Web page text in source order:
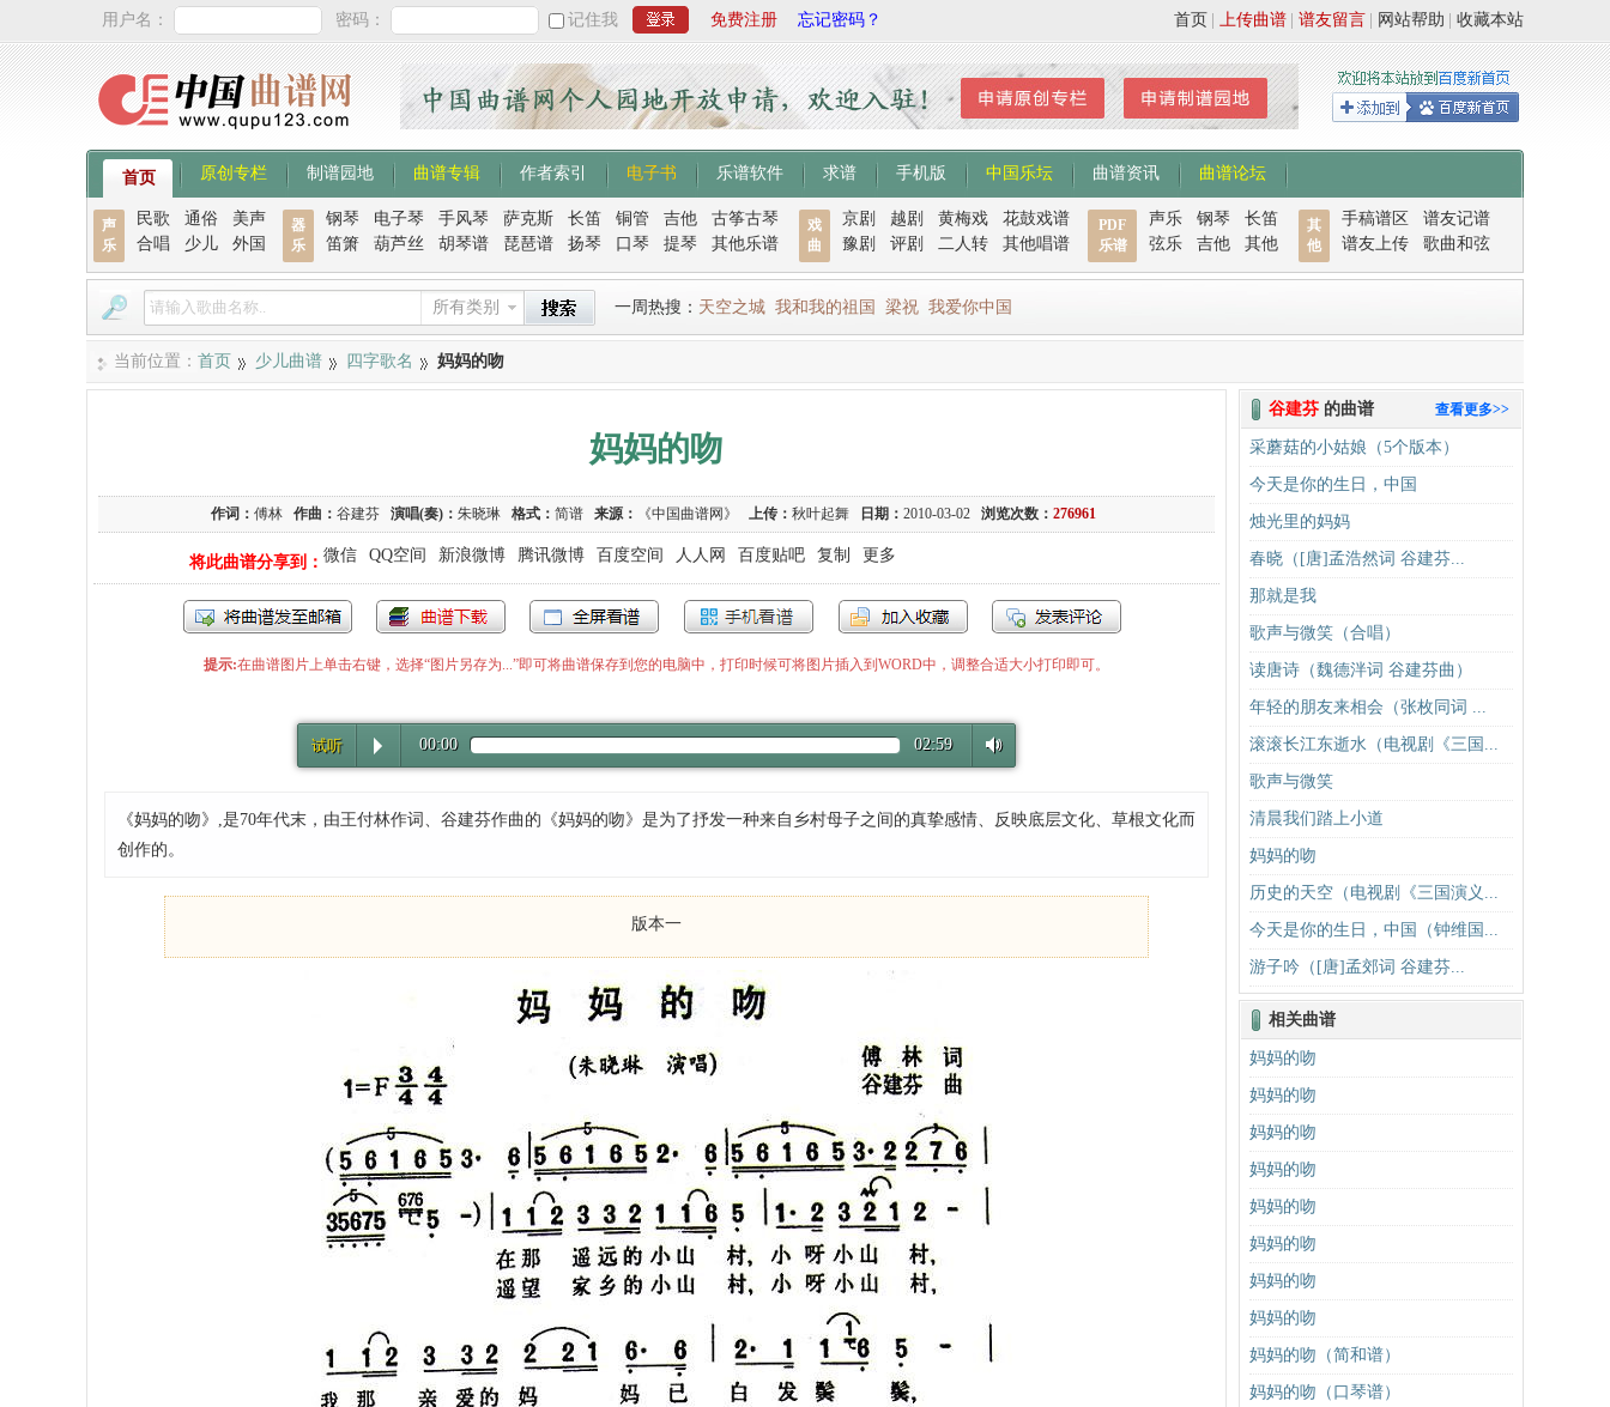
用户名： 密码： 记住我 免费注册 忘记密码？ 收藏本站
网站帮助
谱友留言
上传曲谱
首页
首页 原创专栏 制谱园地 曲谱专辑 作者索引 电子书 乐谱软件 求谱 手机版 中国乐坛 曲谱资讯 曲谱论坛
声
乐
民歌 通俗
美声
合唱
少儿 外国
器
乐
钢琴 电子琴 手风琴 萨克斯 长笛 铜管 吉他
古筝古琴
笛箫
葫芦丝 胡琴谱 琵琶谱 扬琴 口琴 提琴 其他乐谱
戏
曲
京剧 越剧 黄梅戏
花鼓戏谱
豫剧
评剧 二人转 其他唱谱
PDF
乐谱
声乐 钢琴
长笛
弦乐
吉他 其他
其
他
手稿谱区
谱友记谱
谱友上传
歌曲和弦
所有类别 一周热搜： 天空之城 我和我的祖国 梁祝 我爱你中国
当前位置： 首页 少儿曲谱 四字歌名 妈妈的吻
妈妈的吻
作词： 傅林 作曲： 谷建芬 演唱(奏)： 朱晓琳 格式： 简谱 来源： 《中国曲谱网》 上传： 秋叶起舞 日期： 2010-03-02 浏览次数： 276961
将此曲谱分享到： 微信 QQ空间 新浪微博 腾讯微博 百度空间 人人网 百度贴吧 复制 更多
提示:在曲谱图片上单击右键，选择“图片另存为...”即可将曲谱保存到您的电脑中，打印时候可将图片插入到WORD中，调整合适大小打印即可。
试听 00:00 02:59
《妈妈的吻》,是70年代末，由王付林作词、谷建芬作曲的《妈妈的吻》是为了抒发一种来自乡村母子之间的真挚感情、反映底层文化、草根文化而
创作的。
版本一
查看更多>>
谷建芬 的曲谱
采蘑菇的小姑娘（5个版本）
今天是你的生日，中国
烛光里的妈妈
春晓（[唐]孟浩然词 谷建芬...
那就是我
歌声与微笑（合唱）
读唐诗（魏德泮词 谷建芬曲）
年轻的朋友来相会（张枚同词 ...
滚滚长江东逝水（电视剧《三国...
歌声与微笑
清晨我们踏上小道
妈妈的吻
历史的天空（电视剧《三国演义...
今天是你的生日，中国（钟维国...
游子吟（[唐]孟郊词 谷建芬...
相关曲谱
妈妈的吻
妈妈的吻
妈妈的吻
妈妈的吻
妈妈的吻
妈妈的吻
妈妈的吻
妈妈的吻
妈妈的吻（简和谱）
妈妈的吻（口琴谱）